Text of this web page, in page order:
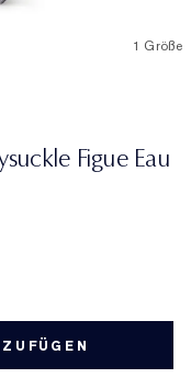
1 Größe
Figue Eau